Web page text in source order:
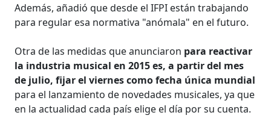
Además, añadió que desde el IFPI están trabajando
para regular esa normativa "anómala" en el futuro.
Otra de las medidas que anunciaron para reactivar
la industria musical en 2015 es, a partir del mes
de julio, fijar el viernes como fecha única mundial
para el lanzamiento de novedades musicales, ya que
en la actualidad cada país elige el día por su cuenta.